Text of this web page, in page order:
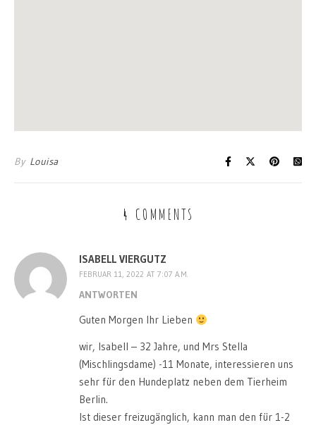
By Louisa
4 COMMENTS
ISABELL VIERGUTZ
FEBRUAR 11, 2022 AT 7:07 A.M.
ANTWORTEN
Guten Morgen Ihr Lieben
wir, Isabell – 32 Jahre, und Mrs Stella
(Mischlingsdame) -11 Monate, interessieren uns
sehr für den Hundeplatz neben dem Tierheim
Berlin.
Ist dieser freizugänglich, kann man den für 1-2